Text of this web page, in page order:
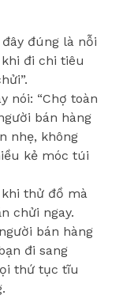
đúng là nỗi
đi chi tiêu
nói: “Chợ toàn
bán hàng
nhẹ, không
kẻ móc túi
thử đồ mà
chửi ngay.
bán hàng
đi sang
thứ tục tĩu